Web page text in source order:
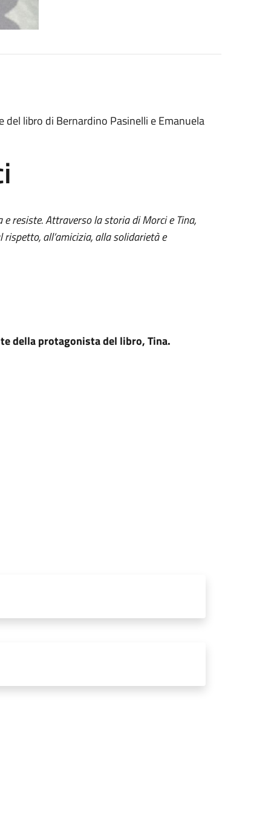
del libro di Bernardino Pasinelli e Emanuela
resiste. Attraverso la storia di Morci e Tina,
all’amicizia,alla solidarietà e
della protagonista del libro, Tina.